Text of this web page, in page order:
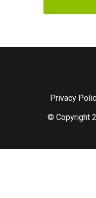
Privacy
© Copyright